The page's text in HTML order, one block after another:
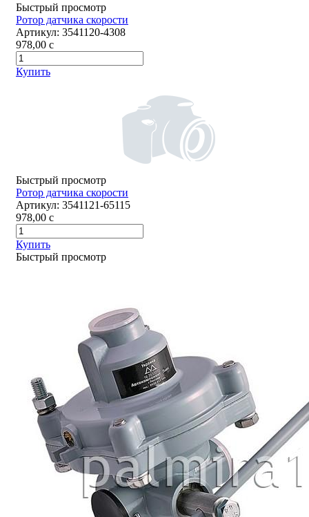
Быстрый просмотр
Ротор датчика скорости
Артикул: 3541120-4308
978,00 c
Купить
Быстрый просмотр
Ротор датчика скорости
Артикул: 3541121-65115
978,00 c
Купить
Быстрый просмотр